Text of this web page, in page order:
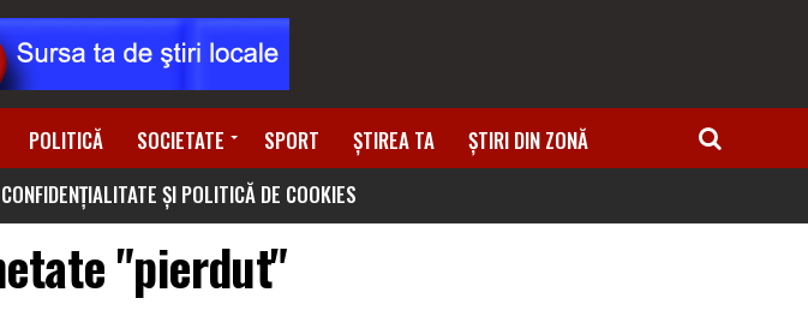
POLITICĂ SOCIETATE SPORT ȘTIREA TA
ȘTIRI DIN ZONĂ
CONFIDENȚIALITATE ȘI POLITICĂ DE COOKIES
"pierdut"